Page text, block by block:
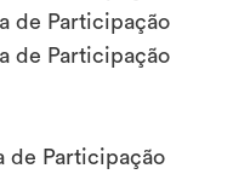
de Participação
de Participação
de Participação